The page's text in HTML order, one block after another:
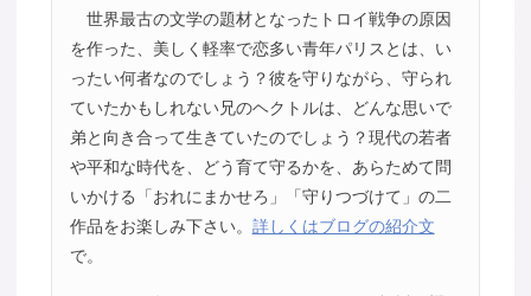
世界最古の文学の題材となったトロイ戦争の原因
を作った、美しく軽率で恋多い青年パリスとは、い
ったい何者なのでしょう？彼を守りながら、守られ
ていたかもしれない兄のヘクトルは、どんな思いで
弟と向き合って生きていたのでしょう？現代の若者
や平和な時代を、どう育て守るかを、あらためて問
いかける「おれにまかせろ」「守りつづけて」の二
作品をお楽しみ下さい。 詳しくはブログの紹介文
で。